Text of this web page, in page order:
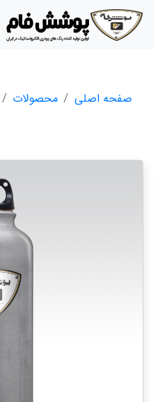
صفحه اصلی محصولات